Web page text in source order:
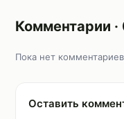
Комментарии ·
Пока нет
Оставить